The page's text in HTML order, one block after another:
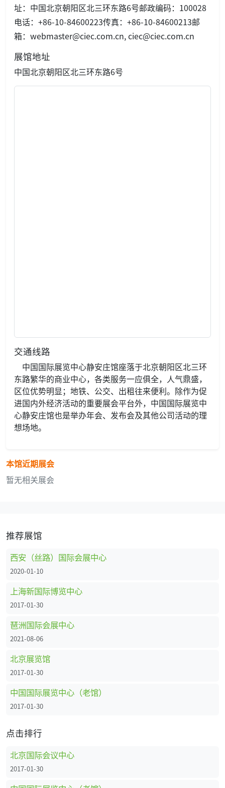
址：中国北京朝阳区北三环东路6号邮政编码：100028
电话：+86-10-84600223传真：+86-10-84600213邮
箱：webmaster@ciec.com.cn, ciec@ciec.com.cn
展馆地址
中国北京朝阳区北三环东路6号
交通线路
中国国际展览中心静安庄馆座落于北京朝阳区北三环
东路繁华的商业中心，各类服务一应俱全，人气鼎盛，
区位优势明显；地铁、公交、出租往来便利。除作为促
进国内外经济活动的重要展会平台外，中国国际展览中
心静安庄馆也是举办年会、发布会及其他公司活动的理
想场地。
本馆近期展会
暂无相关展会
推荐展馆
西安（丝路）国际会展中心
2020-01-10
上海新国际博览中心
2017-01-30
琶洲国际会展中心
2021-08-06
北京展览馆
2017-01-30
中国国际展览中心（老馆）
2017-01-30
点击排行
北京国际会议中心
2017-01-30